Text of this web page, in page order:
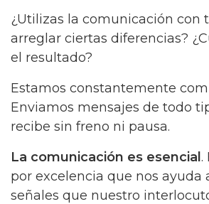
¿Utilizas la comunicación con
arreglar ciertas diferencias?
el resultado?
Estamos constantemente
Enviamos mensajes de todo
recibe sin freno ni pausa.
La comunicación es esencial .
por excelencia que nos ayuda
señales que nuestro